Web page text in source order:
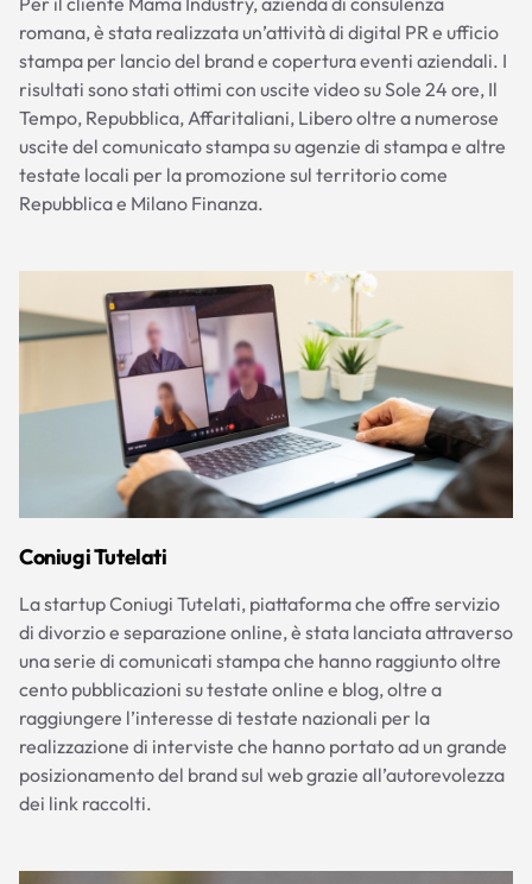
romana, è stata realizzata un’attività di digital PR e ufficio
stampa per lancio del brand e copertura eventi aziendali. I
risultati sono stati ottimi con uscite video su Sole 24 ore, Il
Tempo, Repubblica, Affaritaliani, Libero oltre a numerose
uscite del comunicato stampa su agenzie di stampa e altre
testate locali per la promozione sul territorio come
Repubblica e Milano Finanza.
Coniugi Tutelati
La startup Coniugi Tutelati, piattaforma che offre servizio
di divorzio e separazione online, è stata lanciata attraverso
una serie di comunicati stampa che hanno raggiunto oltre
cento pubblicazioni su testate online e blog, oltre a
raggiungere l’interesse di testate nazionali per la
realizzazione di interviste che hanno portato ad un grande
posizionamento del brand sul web grazie all’autorevolezza
dei link raccolti.